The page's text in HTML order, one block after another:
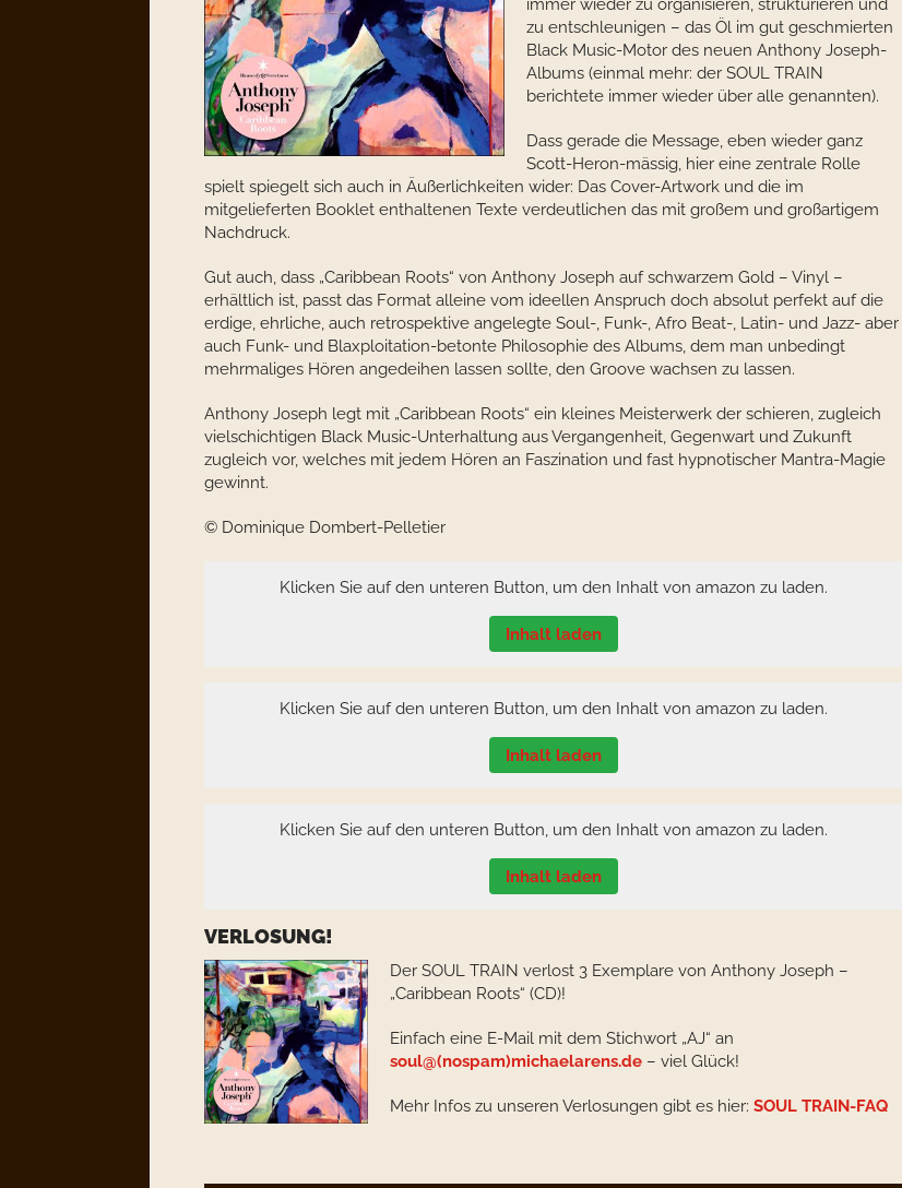
immer wieder zu organisieren, strukturieren und
zu entschleunigen – das Öl im gut geschmierten
Black Music-Motor des neuen Anthony Joseph-
Albums (einmal mehr: der SOUL TRAIN
berichtete immer wieder über alle genannten).
Dass gerade die Message, eben wieder ganz
Scott-Heron-mässig, hier eine zentrale Rolle
spielt spiegelt sich auch in Äußerlichkeiten wider: Das Cover-Artwork und die im
mitgelieferten Booklet enthaltenen Texte verdeutlichen das mit großem und großartigem
Nachdruck.
Gut auch, dass „Caribbean Roots“ von Anthony Joseph auf schwarzem Gold – Vinyl –
erhältlich ist, passt das Format alleine vom ideellen Anspruch doch absolut perfekt auf die
erdige, ehrliche, auch retrospektive angelegte Soul-, Funk-, Afro Beat-, Latin- und Jazz- aber
auch Funk- und Blaxploitation-betonte Philosophie des Albums, dem man unbedingt
mehrmaliges Hören angedeihen lassen sollte, den Groove wachsen zu lassen.
Anthony Joseph legt mit „Caribbean Roots“ ein kleines Meisterwerk der schieren, zugleich
vielschichtigen Black Music-Unterhaltung aus Vergangenheit, Gegenwart und Zukunft
zugleich vor, welches mit jedem Hören an Faszination und fast hypnotischer Mantra-Magie
gewinnt.
© Dominique Dombert-Pelletier
Klicken Sie auf den unteren Button, um den Inhalt von amazon zu laden.
Inhalt laden
Klicken Sie auf den unteren Button, um den Inhalt von amazon zu laden.
Inhalt laden
Klicken Sie auf den unteren Button, um den Inhalt von amazon zu laden.
Inhalt laden
VERLOSUNG!
Der SOUL TRAIN verlost 3 Exemplare von Anthony Joseph –
„Caribbean Roots“ (CD)!
Einfach eine E-Mail mit dem Stichwort „AJ“ an
soul@(nospam)michaelarens.de – viel Glück!
Mehr Infos zu unseren Verlosungen gibt es hier: SOUL TRAIN-FAQ